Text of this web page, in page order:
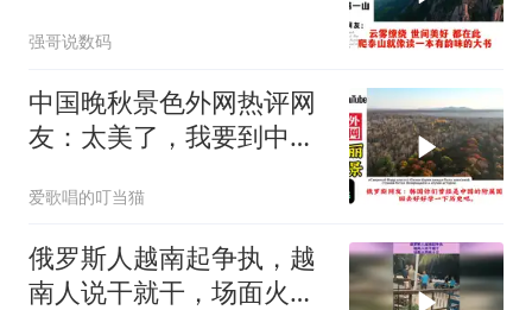
强哥说数码
中国晚秋景色外网热评网
友：太美了，我要到中国
爱歌唱的叮当猫
俄罗斯人越南起争执，越
南人说干就干，场面火药